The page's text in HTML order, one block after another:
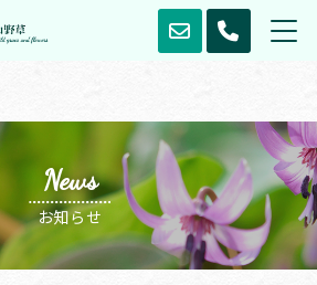
News
お知らせ